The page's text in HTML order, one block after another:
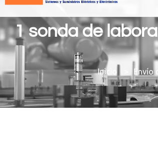
1 sonda de
You are here: Envío